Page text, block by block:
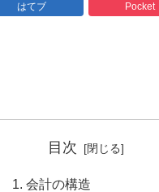
はてブ Pocket
目次
会計の構造